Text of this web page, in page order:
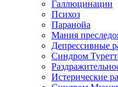
Галлюцинации
Психоз
Паранойа
Мания
Депрессивные
Синдром
Истерические